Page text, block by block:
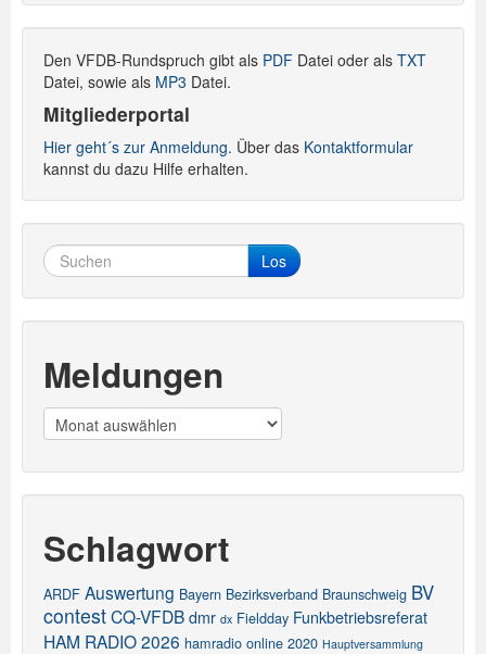
Den VFDB-Rundspruch gibt als PDF Datei oder als TXT
Datei, sowie als MP3 Datei.
Mitgliederportal
Hier geht´s zur Anmeldung. Über das Kontaktformular
kannst du dazu Hilfe erhalten.
Los
Meldungen
Meldungen
Schlagwort
ARDF Auswertung Bayern Bezirksverband Braunschweig BV
contestCQ-VFDB dmr dx Fieldday Funkbetriebsreferat
HAM RADIO 2026 hamradio online 2020 Hauptversammlung